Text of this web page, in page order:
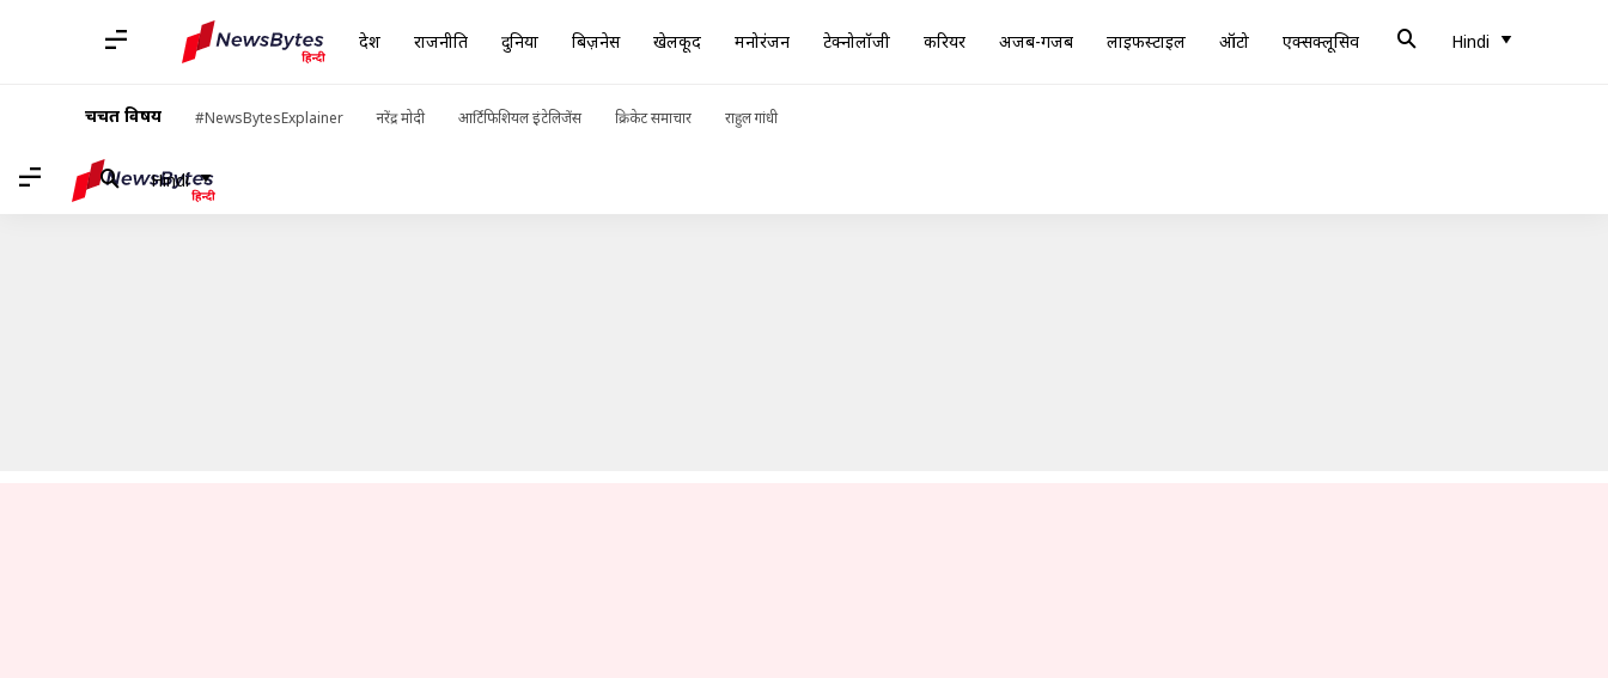
देश राजनीति दुनिया बिज़नेस खेलकूद मनोरंजन टेक्नोलॉजी करियर अजब-गजब लाइफस्टाइल ऑटो एक्सक्लूसिव Hindi
चर्चित विषय #NewsBytesExplainer नरेंद्र मोदी आर्टिफिशियल इंटेलिजेंस क्रिकेट समाचार राहुल गांधी
Hindi
खबरें लाइफस्टाइल की खबरें / बेकिंग के लिए मैदे की जगह अपनाएं इसके ये 5 विकल्प, व्यंजन बनेंगे स्वादिष्ट और स्वास्थ्यवर्धक